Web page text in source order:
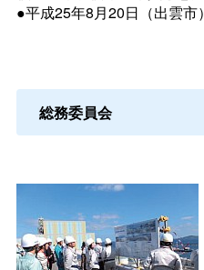
●平成25年8月20日（出雲市）
総務委員会